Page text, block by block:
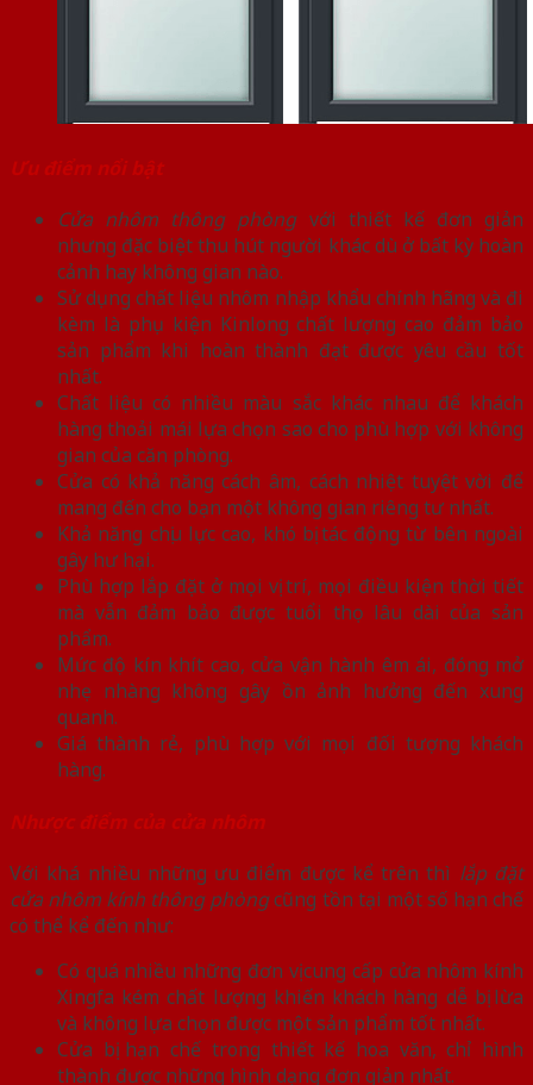
Ưu điểm nổi bật
Cửa nhôm thông phòngvới thiết kế đơn giản
nhưng đặc biệt thu hút người khác dù ở bất kỳ hoàn
cảnh hay không gian nào.
Sử dụng chất liệu nhôm nhập khẩu chính hãng và đi
kèm là phụ kiện Kinlong chất lượng cao đảm bảo
sản phẩm khi hoàn thành đạt được yêu cầu tốt
nhất.
Chất liệu có nhiều màu sắc khác nhau để khách
hàng thoải mái lựa chọn sao cho phù hợp với không
gian của căn phòng.
Cửa có khả năng cách âm, cách nhiệt tuyệt vời để
mang đến cho bạn một không gian riêng tư nhất.
Khả năng chịu lực cao, khó bị tác động từ bên ngoài
gây hư hại.
Phù hợp lắp đặt ở mọi vị trí, mọi điều kiện thời tiết
mà vẫn đảm bảo được tuổi thọ lâu dài của sản
phẩm.
Mức độ kín khít cao, cửa vận hành êm ái, đóng mở
nhẹ nhàng không gây ồn ảnh hưởng đến xung
quanh.
Giá thành rẻ, phù hợp với mọi đối tượng khách
hàng.
Nhược điểm của cửa nhôm
Với khá nhiều những ưu điểm được kể trên thì lắp đặt
cửa nhôm kính thông phòngcũng tồn tại một số hạn chế
có thể kể đến như:
Có quá nhiều những đơn vị cung cấp cửa nhôm kính
Xingfa kém chất lượng khiến khách hàng dễ bị lừa
và không lựa chọn được một sản phẩm tốt nhất.
Cửa bị hạn chế trong thiết kế hoa văn, chỉ hình
thành được những hình dạng đơn giản nhất.